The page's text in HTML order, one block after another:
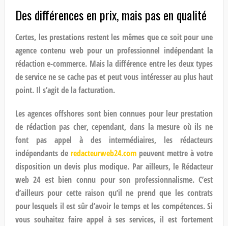
Des différences en prix, mais pas en qualité
Certes, les prestations restent les mêmes que ce soit pour une
agence contenu web pour un professionnel indépendant la
rédaction e-commerce. Mais la différence entre les deux types
de service ne se cache pas et peut vous intéresser au plus haut
point. Il s’agit de la facturation.
Les agences offshores sont bien connues pour leur prestation
de rédaction pas cher, cependant, dans la mesure où ils ne
font pas appel à des intermédiaires, les rédacteurs
indépendants de redacteurweb24.compeuvent mettre à votre
disposition un devis plus modique. Par ailleurs, le Rédacteur
web 24 est bien connu pour son professionnalisme. C’est
d’ailleurs pour cette raison qu’il ne prend que les contrats
pour lesquels il est sûr d’avoir le temps et les compétences. Si
vous souhaitez faire appel à ses services, il est fortement